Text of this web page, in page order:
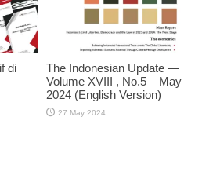
di
The Indonesian Update —
Volume XVIII , No.5 – May
2024 (English Version)
27 May 2024